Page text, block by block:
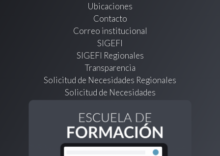
Ubicaciones
Contacto
Correo institucional
SIGEFI
SIGEFI Regionales
Transparencia
Solicitud de Necesidades Regionales
Solicitud de Necesidades